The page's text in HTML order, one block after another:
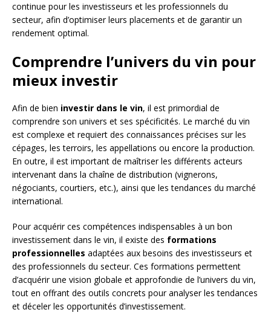
continue pour les investisseurs et les professionnels du
secteur, afin d’optimiser leurs placements et de garantir un
rendement optimal.
Comprendre l’univers du vin pour
mieux investir
Afin de bien investir dans le vin, il est primordial de
comprendre son univers et ses spécificités. Le marché du vin
est complexe et requiert des connaissances précises sur les
cépages, les terroirs, les appellations ou encore la production.
En outre, il est important de maîtriser les différents acteurs
intervenant dans la chaîne de distribution (vignerons,
négociants, courtiers, etc.), ainsi que les tendances du marché
international.
Pour acquérir ces compétences indispensables à un bon
investissement dans le vin, il existe des formations
professionnelles adaptées aux besoins des investisseurs et
des professionnels du secteur. Ces formations permettent
d’acquérir une vision globale et approfondie de l’univers du vin,
tout en offrant des outils concrets pour analyser les tendances
et déceler les opportunités d’investissement.